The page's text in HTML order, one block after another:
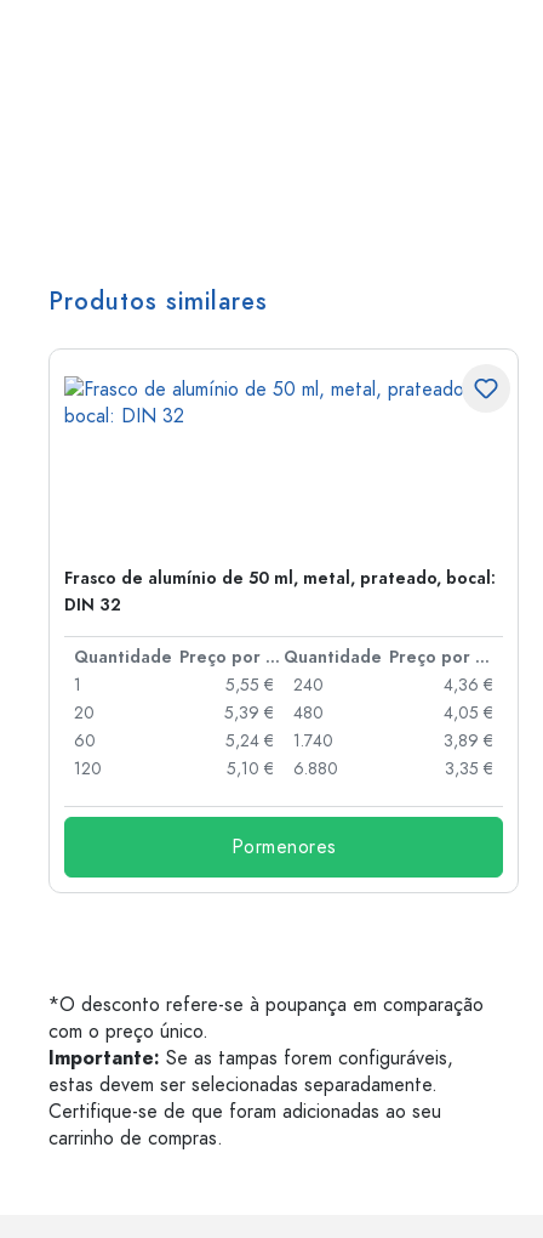
Produtos similares
Frasco de alumínio de 50 ml, metal, prateado, bocal:
DIN 32
Quantidade Preço por peça Quantidade
Preço por peça
1
5,55 €
20
5,39 €
60
5,24 €
120
5,10 €
240
4,36 €
480
4,05 €
1.740
3,89 €
6.880
3,35 €
Pormenores
*O desconto refere-se à poupança em comparação
com o preço único.
Importante: Se as tampas forem configuráveis,
estas devem ser selecionadas separadamente.
Certifique-se de que foram adicionadas ao seu
carrinho de compras.